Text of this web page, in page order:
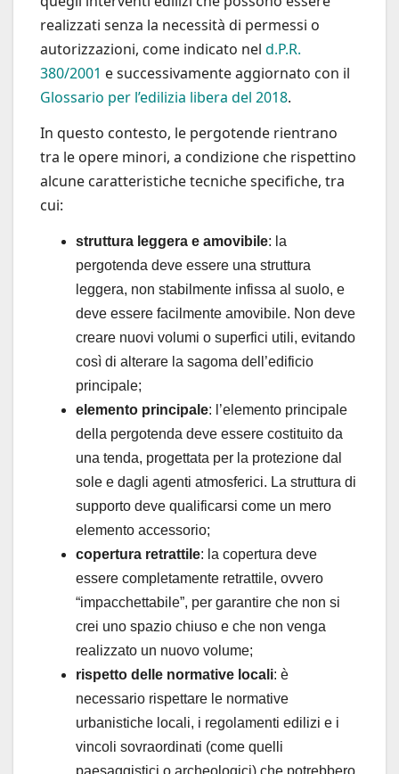
realizzati senza la necessità di permessi o
autorizzazioni, come indicato nel d.P.R.
380/2001 e successivamente aggiornato con il
Glossario per l’edilizia libera del 2018.
In questo contesto, le pergotende rientrano
tra le opere minori, a condizione che rispettino
alcune caratteristiche tecniche specifiche, tra
cui:
struttura leggera e amovibile: la
pergotenda deve essere una struttura
leggera, non stabilmente infissa al suolo, e
deve essere facilmente amovibile. Non deve
creare nuovi volumi o superfici utili, evitando
così di alterare la sagoma dell’edificio
principale;
elemento principale: l’elemento principale
della pergotenda deve essere costituito da
una tenda, progettata per la protezione dal
sole e dagli agenti atmosferici. La struttura di
supporto deve qualificarsi come un mero
elemento accessorio;
copertura retrattile: la copertura deve
essere completamente retrattile, ovvero
“impacchettabile”, per garantire che non si
crei uno spazio chiuso e che non venga
realizzato un nuovo volume;
rispetto delle normative locali: è
necessario rispettare le normative
urbanistiche locali, i regolamenti edilizi e i
vincoli sovraordinati (come quelli
paesaggistici o archeologici) che potrebbero